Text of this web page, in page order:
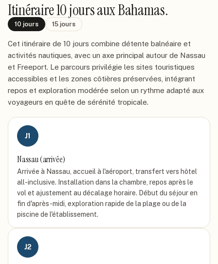
Itinéraire10 joursaux Bahamas.
10 jours 15 jours
Cet itinéraire de 10 jours combine détente balnéaire et
activités nautiques, avec un axe principal autour de Nassau
et Freeport. Le parcours privilégie les sites touristiques
accessibles et les zones côtières préservées, intégrant
repos et exploration modérée selon un rythme adapté aux
voyageurs en quête de sérénité tropicale.
J1
Nassau (arrivée)
Arrivée à Nassau, accueil à l'aéroport, transfert vers hôtel
all-inclusive. Installation dans la chambre, repos après le
vol et ajustement au décalage horaire. Début du séjour en
fin d'après-midi, exploration rapide de la plage ou de la
piscine de l'établissement.
J2